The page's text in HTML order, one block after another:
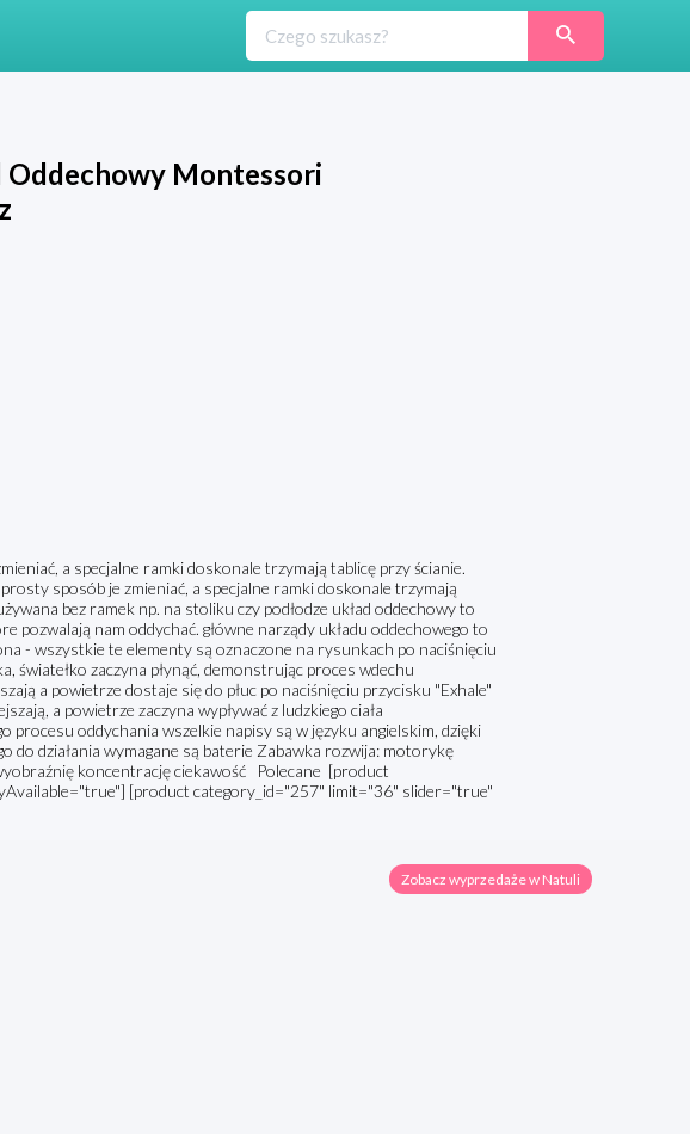
Oddechowy Montessori
a specjalne ramki doskonale trzymają tablicę przy ścianie.
sposób je zmieniać, a specjalne ramki doskonale trzymają
bez ramek np. na stoliku czy podłodze układ oddechowy to
pozwalają nam oddychać. główne narządy układu oddechowego to
- wszystkie te elementy są oznaczone na rysunkach po naciśnięciu
światełko zaczyna płynąć, demonstrując proces wdechu
a powietrze dostaje się do płuc po naciśnięciu przycisku "Exhale"
a powietrze zaczyna wypływać z ludzkiego ciała
procesu oddychania wszelkie napisy są w języku angielskim, dzięki
do działania wymagane są baterie Zabawka rozwija: motorykę
koncentrację ciekawość Polecane [product
[product category_id="257" limit="36" slider="true"
Zobacz wyprzedaże w Natuli